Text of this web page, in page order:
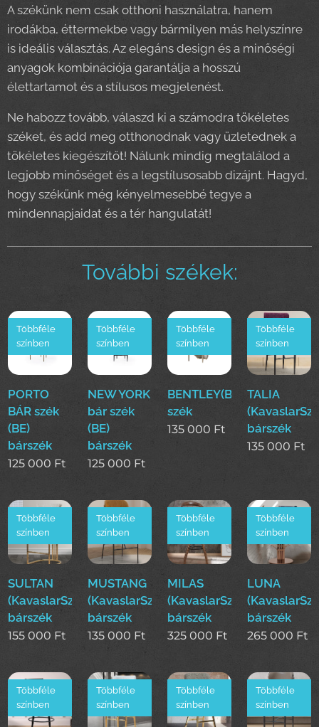
A székünk nem csak otthoni használatra, hanem
irodákba, éttermekbe vagy bármilyen más helyszínre
is ideális választás. Az elegáns design és a minőségi
anyagok kombinációja garantálja a hosszú
élettartamot és a stílusos megjelenést.
Ne habozz tovább, válaszd ki a számodra tökéletes
széket, és add meg otthonodnak vagy üzletednek a
tökéletes kiegészítőt! Nálunk mindig megtalálod a
legjobb minőséget és a legstílusosabb dizájnt. Hagyd,
hogy székünk még kényelmesebbé tegye a
mindennapjaidat és a tér hangulatát!
További székek:
PORTO
BÁR szék
(BE)
bárszék
Többféle
színben
125 000 Ft
NEW YORK
bár szék
(BE)
bárszék
Többféle
színben
125 000 Ft
BENTLEY(BE)
szék
Többféle
színben
135 000 Ft
TALIA
bárszék
Többféle
színben
135 000 Ft
SULTAN
(KavaslarSzékek)
bárszék
Többféle
színben
155 000 Ft
MUSTANG
(KavaslarSzékek)
bárszék
Többféle
színben
135 000 Ft
MILAS
(KavaslarSzékek)
bárszék
Többféle
színben
325 000 Ft
LUNA
bárszék
Többféle
színben
265 000 Ft
Többféle
színben
Többféle
színben
Többféle
színben
Többféle
színben